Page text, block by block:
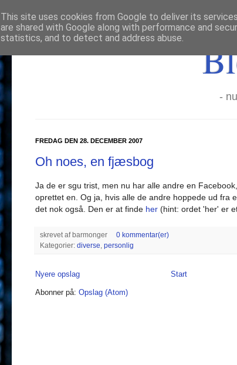
-
FREDAG DEN 28. DECEMBER 2007
Oh noes, en fjæsbog
Ja de er sgu trist, men nu har alle andre en
oprettet en. Og ja, hvis alle de andre hoppede ud fra
det nok også. Den er at finde her (hint: ordet 'her' er
skrevet afbarmonger
0 kommentar(er)
Kategorier: diverse personlig
Nyere opslag Start
Abonner på: Opslag (Atom)
This site uses cookies from Google to deliver its
are shared with Google along with performance and
statistics, and to detect and address abuse.